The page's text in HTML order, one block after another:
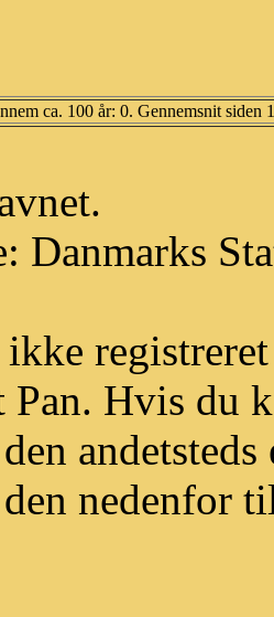
ca. 100 år: 0. Gennemsnit siden
Danmarks
Pan. Hvis du
nedenfor